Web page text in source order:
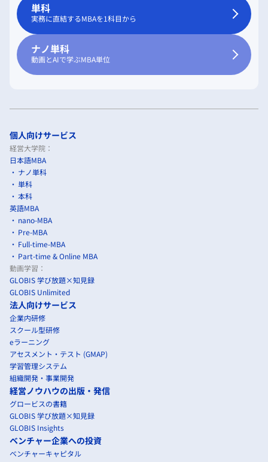
単科
実務に直結するMBAを1科目から
ナノ単科
動画とAIで学ぶMBA単位
個人向けサービス
経営大学院：
日本語MBA
ナノ単科
単科
本科
英語MBA
nano-MBA
Pre-MBA
Full-time-MBA
Part-time & Online MBA
動画学習：
GLOBIS 学び放題×知見録
GLOBIS Unlimited
法人向けサービス
企業内研修
スクール型研修
eラーニング
アセスメント・テスト (GMAP)
学習管理システム
組織開発・事業開発
経営ノウハウの出版・発信
グロービスの書籍
GLOBIS 学び放題×知見録
GLOBIS Insights
ベンチャー企業への投資
ベンチャーキャピタル